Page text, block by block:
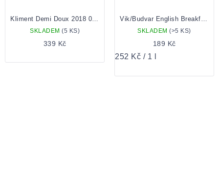
SKLADEM (5 KS)
339 Kč
SKLADEM(>5 KS)
189 Kč
Měrná
252 Kč / 1 l